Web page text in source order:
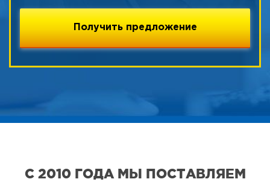
С 2010 ГОДА МЫ ПОСТАВЛЯЕМ